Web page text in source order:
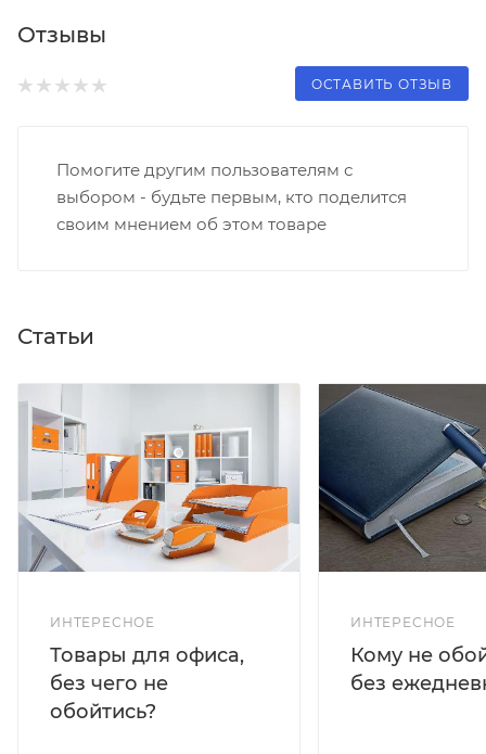
Отзывы
ОСТАВИТЬ ОТЗЫВ
Помогите другим пользователям с
выбором - будьте первым, кто поделится
своим мнением об этом товаре
Статьи
ИНТЕРЕСНОЕ
Товары для офиса,
без чего не
обойтись?
ИНТЕРЕСНОЕ
Кому не
без